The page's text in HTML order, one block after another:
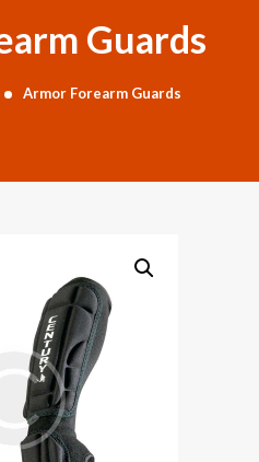
Guards
Armor Forearm Guards